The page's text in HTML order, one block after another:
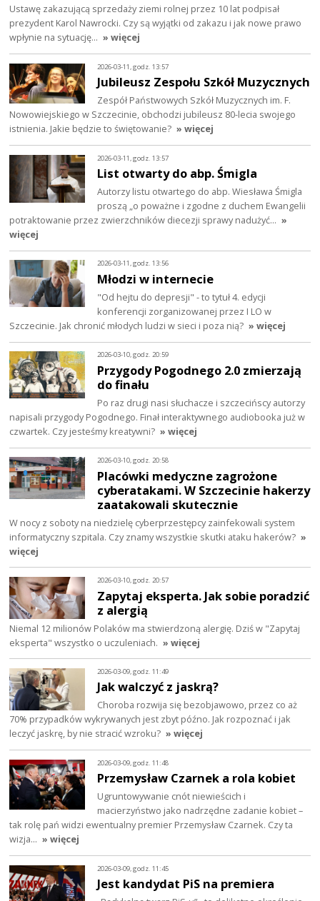
Ustawę zakazującą sprzedaży ziemi rolnej przez 10 lat podpisał
prezydent Karol Nawrocki. Czy są wyjątki od zakazu i jak nowe prawo
wpłynie na sytuację… » więcej
2026-03-11, godz. 13:57
Jubileusz Zespołu Szkół Muzycznych
Zespół Państwowych Szkół Muzycznych im. F.
Nowowiejskiego w Szczecinie, obchodzi jubileusz 80-lecia swojego
istnienia. Jakie będzie to świętowanie? » więcej
2026-03-11, godz. 13:57
List otwarty do abp. Śmigla
Autorzy listu otwartego do abp. Wiesława Śmigla
proszą „o poważne i zgodne z duchem Ewangelii
potraktowanie przez zwierzchników diecezji sprawy nadużyć… »
więcej
2026-03-11, godz. 13:56
Młodzi w internecie
"Od hejtu do depresji" - to tytuł 4. edycji
konferencji zorganizowanej przez I LO w
Szczecinie. Jak chronić młodych ludzi w sieci i poza nią? » więcej
2026-03-10, godz. 20:59
Przygody Pogodnego 2.0 zmierzają
do finału
Po raz drugi nasi słuchacze i szczecińscy autorzy
napisali przygody Pogodnego. Finał interaktywnego audiobooka już w
czwartek. Czy jesteśmy kreatywni? » więcej
2026-03-10, godz. 20:58
Placówki medyczne zagrożone
cyberatakami. W Szczecinie hakerzy
zaatakowali skutecznie
W nocy z soboty na niedzielę cyberprzestępcy zainfekowali system
informatyczny szpitala. Czy znamy wszystkie skutki ataku hakerów? »
więcej
2026-03-10, godz. 20:57
Zapytaj eksperta. Jak sobie poradzić
z alergią
Niemal 12 milionów Polaków ma stwierdzoną alergię. Dziś w "Zapytaj
eksperta" wszystko o uczuleniach. » więcej
2026-03-09, godz. 11:49
Jak walczyć z jaskrą?
Choroba rozwija się bezobjawowo, przez co aż
70% przypadków wykrywanych jest zbyt późno. Jak rozpoznać i jak
leczyć jaskrę, by nie stracić wzroku? » więcej
2026-03-09, godz. 11:48
Przemysław Czarnek a rola kobiet
Ugruntowywanie cnót niewieścich i
macierzyństwo jako nadrzędne zadanie kobiet –
tak rolę pań widzi ewentualny premier Przemysław Czarnek. Czy ta
wizja… » więcej
2026-03-09, godz. 11:45
Jest kandydat PiS na premiera